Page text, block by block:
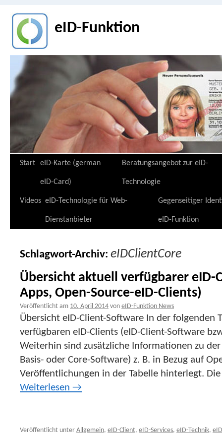
eID-Funktion
Zum
springen
Start eID-Karte (german
eID-Card)
Beratungsangebot zur eID-
Technologie
Videos eID-Technologie für Web-
Dienstanbieter
Gegenseitiger
eID-Funktion
Schlagwort-Archiv: eIDClientCore
Übersicht aktuell verfügbarer eID-
Apps, Open-Source-eID-Clients)
Veröffentlicht am 10. April 2014 von eID-Funktion News
Übersicht eID-Client-Software In der folgenden
verfügbaren eID-Clients (eID-Client-Software
Weiterhin sind zusätzliche Informationen zu
Basis- oder Core-Software) z. B. in Bezug auf
Veröffentlichungen in der Tabelle hinterlegt.
Weiterlesen →
Veröffentlicht unter Allgemein, eID-Client, eID-Services, eID-Technik,